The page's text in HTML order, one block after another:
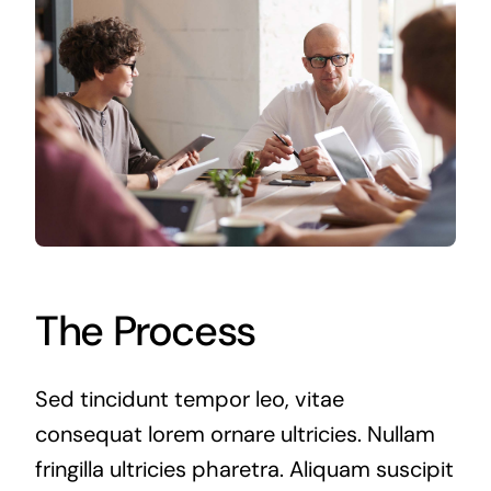
The Process
Sed tincidunt tempor leo, vitae
consequat lorem ornare ultricies. Nullam
fringilla ultricies pharetra. Aliquam suscipit